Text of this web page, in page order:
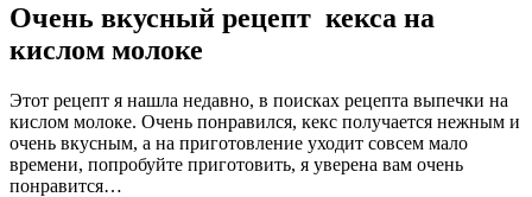
Очень вкусный рецепт кекса на
кислом молоке
Этот рецепт я нашла недавно, в поисках рецепта выпечки на
кислом молоке. Очень понравился, кекс получается нежным и
очень вкусным, а на приготовление уходит совсем мало
времени, попробуйте приготовить, я уверена вам очень
понравится…